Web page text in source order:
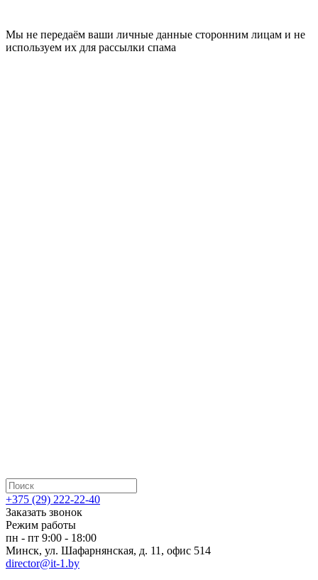
Мы не передаём ваши личные данные сторонним лицам и не
используем их для рассылки спама
+375 (29) 222-22-40
Заказать звонок
Режим работы
пн - пт 9:00 - 18:00
Минск, ул. Шафарнянская, д. 11, офис 514
director@it-1.by